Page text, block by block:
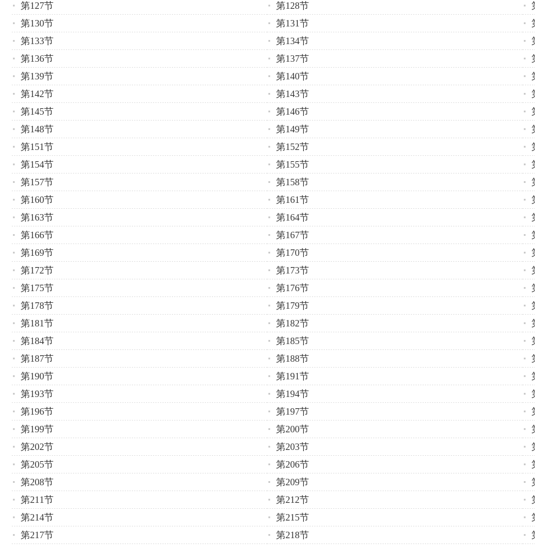
第127节
第128节
第130节
第131节
第133节
第134节
第136节
第137节
第139节
第140节
第142节
第143节
第145节
第146节
第148节
第149节
第151节
第152节
第154节
第155节
第157节
第158节
第160节
第161节
第163节
第164节
第166节
第167节
第169节
第170节
第172节
第173节
第175节
第176节
第178节
第179节
第181节
第182节
第184节
第185节
第187节
第188节
第190节
第191节
第193节
第194节
第196节
第197节
第199节
第200节
第202节
第203节
第205节
第206节
第208节
第209节
第211节
第212节
第214节
第215节
第217节
第218节